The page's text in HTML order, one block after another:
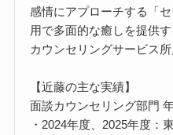
感情にアプローチする「
用で多面的な癒しを提供
カウンセリングサービス所
【近藤の主な実績】
面談カウンセリング部門
・2024年度、2025年度：